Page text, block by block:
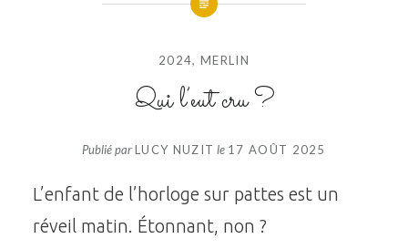
2024, MERLIN
Qui l’eut cru ?
Publié parLUCY NUZIT le 17 AOÛT 2025
L’enfant de l’horloge sur pattes est un
réveil matin. Étonnant, non ?